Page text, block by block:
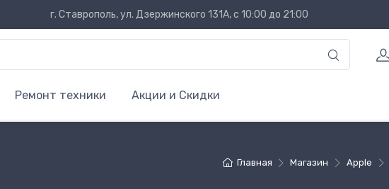
г. Ставрополь, ул. Дзержинского 131А, с 10:00 до 21:00
Ремонт техники Акции и Скидки
Главная Магазин Apple